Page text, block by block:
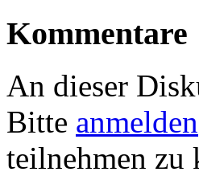
Kommentare
An dieser
Bitte anmelden
teilnehmen zu